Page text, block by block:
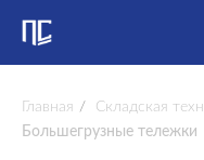
Главная / Складская
Большегрузные тележки